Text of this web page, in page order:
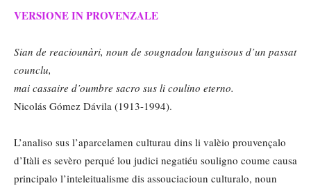
VERSIONE IN PROVENZALE
Sian de reaciounàri, noun de sougnadou languisous d’un passat
counclu,
mai cassaire d’oumbre sacro sus li coulino eterno.
Nicolás Gómez Dávila (1913-1994).
L’analiso sus l’aparcelamen culturau dins li valèio prouvençalo
d’Itàli es sevèro perqué lou judici negatiéu souligno coume causa
principalo l’inteleitualisme dis assouciacioun culturalo, noun